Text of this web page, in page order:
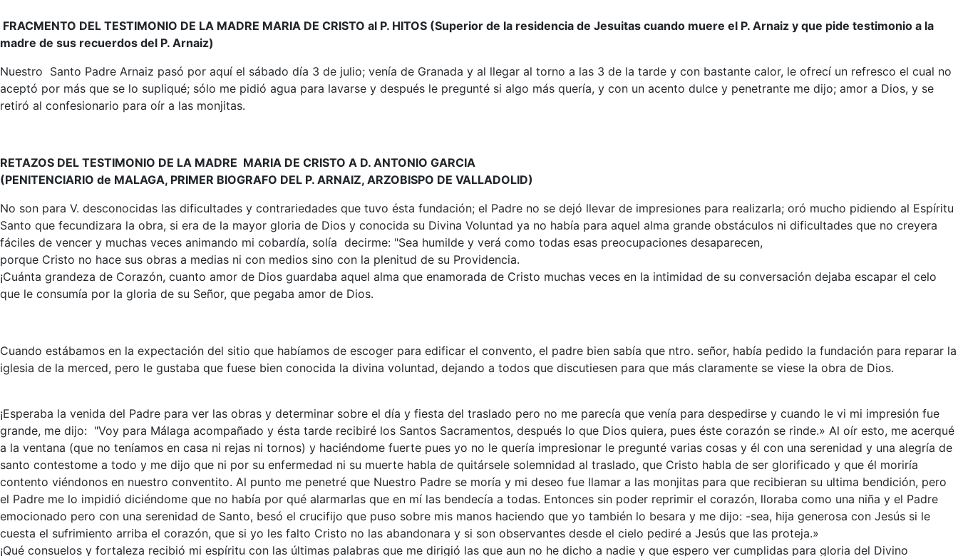
FRACMENTO DEL TESTIMONIO DE LA MADRE MARIA DE CRISTO al P. HITOS (Superior de la residencia de Jesuitas cuando muere el P. Arnaiz y que pide testimonio a la
madre de sus recuerdos del P. Arnaiz)
Nuestro Santo Padre Arnaiz pasó por aquí el sábado día 3 de julio; venía de Granada y al llegar al torno a las 3 de la tarde y con bastante calor, le ofrecí un refresco el cual no
aceptó por más que se lo supliqué; sólo me pidió agua para lavarse y después le pregunté si algo más quería, y con un acento dulce y penetrante me dijo; amor a Dios, y se
retiró al confesionario para oír a las monjitas.
RETAZOS DEL TESTIMONIO DE LA MADRE MARIA DE CRISTO A D. ANTONIO GARCIA
(PENITENCIARIO de MALAGA, PRIMER BIOGRAFO DEL P. ARNAIZ, ARZOBISPO DE VALLADOLID)
No son para V. desconocidas las dificultades y contrariedades que tuvo ésta fundación; el Padre no se dejó llevar de impresiones para realizarla; oró mucho pidiendo al Espíritu
Santo que fecundizara la obra, si era de la mayor gloria de Dios y conocida su Divina Voluntad ya no había para aquel alma grande obstáculos ni dificultades que no creyera
fáciles de vencer y muchas veces animando mi cobardía, solía decirme: "Sea humilde y verá como todas esas preocupaciones desaparecen,
porque Cristo no hace sus obras a medias ni con medios sino con la plenitud de su Providencia.
¡Cuánta grandeza de Corazón, cuanto amor de Dios guardaba aquel alma que enamorada de Cristo muchas veces en la intimidad de su conversación dejaba escapar el celo
que le consumía por la gloria de su Señor, que pegaba amor de Dios.
Cuando estábamos en la expectación del sitio que habíamos de escoger para edificar el convento, el padre bien sabía que ntro. señor, había pedido la fundación para reparar la
iglesia de la merced, pero le gustaba que fuese bien conocida la divina voluntad, dejando a todos que discutiesen para que más claramente se viese la obra de Dios.
¡Esperaba la venida del Padre para ver las obras y determinar sobre el día y fiesta del traslado pero no me parecía que venía para despedirse y cuando le vi mi impresión fue
grande, me dijo: "Voy para Málaga acompañado y ésta tarde recibiré los Santos Sacramentos, después lo que Dios quiera, pues éste corazón se rinde.» Al oír esto, me acerqué
a la ventana (que no teníamos en casa ni rejas ni tornos) y haciéndome fuerte pues yo no le quería impresionar le pregunté varias cosas y él con una serenidad y una alegría de
santo contestome a todo y me dijo que ni por su enfermedad ni su muerte habla de quitársele solemnidad al traslado, que Cristo habla de ser glorificado y que él moriría
contento viéndonos en nuestro conventito. Al punto me penetré que Nuestro Padre se moría y mi deseo fue llamar a las monjitas para que recibieran su ultima bendición, pero
el Padre me lo impidió diciéndome que no había por qué alarmarlas que en mí las bendecía a todas. Entonces sin poder reprimir el corazón, lloraba como una niña y el Padre
emocionado pero con una serenidad de Santo, besó el crucifijo que puso sobre mis manos haciendo que yo también lo besara y me dijo: -sea, hija generosa con Jesús si le
cuesta el sufrimiento arriba el corazón, que si yo les falto Cristo no las abandonara y si son observantes desde el cielo pediré a Jesús que las proteja.»
¡Qué consuelos y fortaleza recibió mi espíritu con las últimas palabras que me dirigió las que aun no he dicho a nadie y que espero ver cumplidas para gloria del Divino